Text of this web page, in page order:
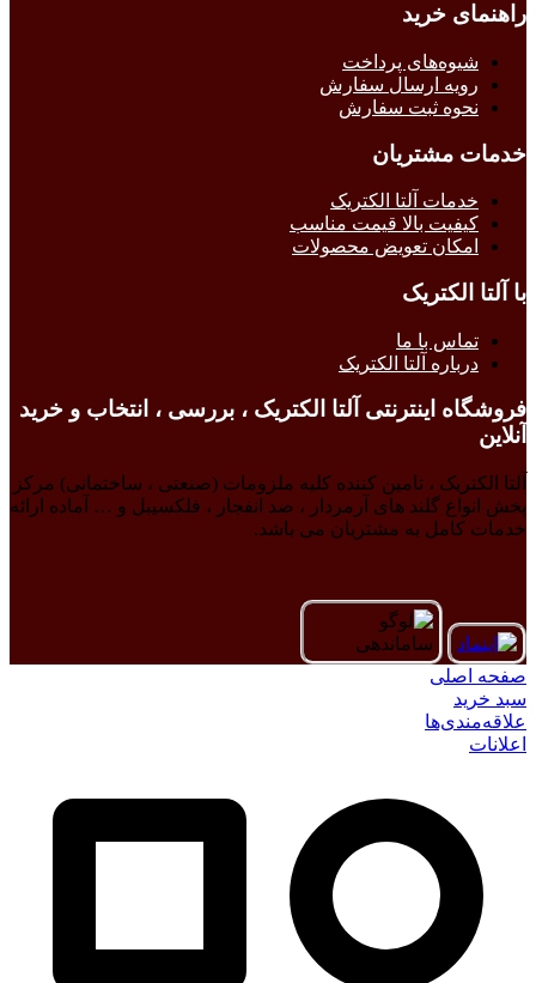
راهنمای خرید
شیوه‌های پرداخت
رویه ارسال سفارش
نحوه ثبت سفارش
خدمات مشتریان
خدمات آلتا الکتریک
کیفیت بالا قیمت مناسب
امکان تعویض محصولات
با آلتا الکتریک
تماس با ما
درباره آلتا الکتریک
فروشگاه اینترنتی آلتا الکتریک ، بررسی ، انتخاب و خرید
آنلاین
آلتا الکتریک ، تامین کننده کلیه ملزومات (صنعتی ، ساختمانی) مرکز
پخش انواع گلند های آرمردار ، ضد انفجار ، فلکسیبل و … آماده ارائه
خدمات کامل به مشتریان می باشد.
صفحه اصلی
سبد خرید
علاقه‌مندی‌ها
اعلانات